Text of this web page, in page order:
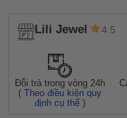
Lili Jewel 4.5
Đỗi trả trong vòng 24h
(Theo điều kiện quy
định cụ thể )